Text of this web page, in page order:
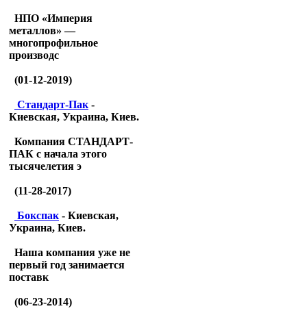
НПО «Империя
металлов» —
многопрофильное
производс
(01-12-2019)
Стандарт-Пак -
Киевская, Украина, Киев.
Компания СТАНДАРТ-
ПАК с начала этого
тысячелетия э
(11-28-2017)
Бокспак - Киевская,
Украина, Киев.
Наша компания уже не
первый год занимается
поставк
(06-23-2014)